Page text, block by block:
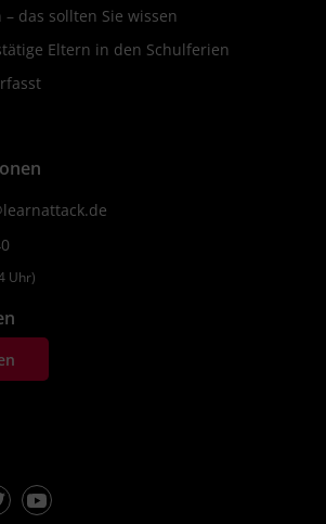
das sollten Sie wissen
Eltern in den Schulferien
Uhr)
Youtube